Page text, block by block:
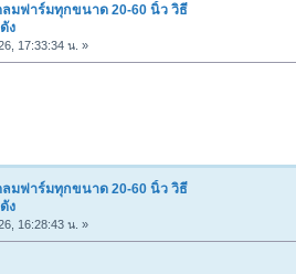
มฟาร์มทุกขนาด 20-60 นิ้ว วิธี
ง
17:33:34 น. »
มฟาร์มทุกขนาด 20-60 นิ้ว วิธี
ง
16:28:43 น. »